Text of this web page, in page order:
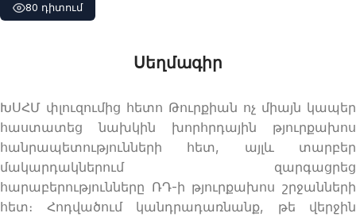
80 դիտում
Սեղմագիր
ԽՍՀՄ փլուզումից հետո Թուրքիան ոչ միայն կապեր
հաստատեց նախկին խորհրդային թյուրքախոս
հանրապետությունների հետ, այլև տարբեր
մակարդակներում զարգացրեց
հարաբերությունները ՌԴ-ի թյուրքախոս շրջանների
հետ։ Հոդվածում կանդրադառնանք, թե վերջին